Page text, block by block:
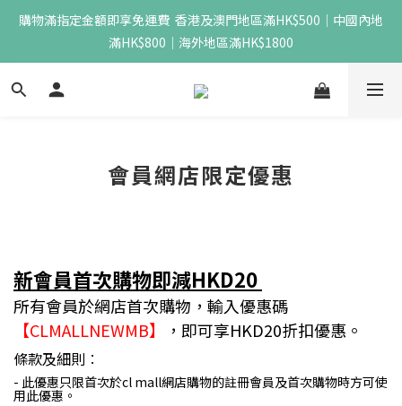
購物滿指定金額即享免運費  香港及澳門地區滿HK$500｜中國內地
滿HK$800｜海外地區滿HK$1800
會員網店限定優惠
新會員首次購物即減HKD20
所有會員於網店首次購物，輸入優惠碼
【CLMALLNEWMB】
，即可享HKD20折扣優惠。
條款及細則︰
- 此優惠只限首次於cl mall網店購物的註冊會員及首次購物時方可使
用此優惠。